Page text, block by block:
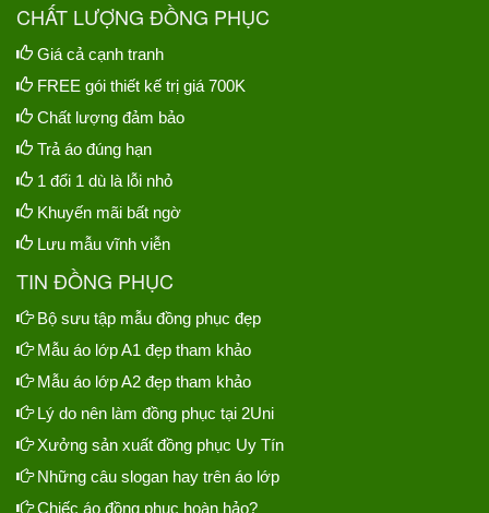
CHẤT LƯỢNG ĐỒNG PHỤC
Giá cả cạnh tranh
FREE gói thiết kế trị giá 700K
Chất lượng đảm bảo
Trả áo đúng hạn
1 đổi 1 dù là lỗi nhỏ
Khuyến mãi bất ngờ
Lưu mẫu vĩnh viễn
TIN ĐỒNG PHỤC
Bộ sưu tập mẫu đồng phục đẹp
Mẫu áo lớp A1 đẹp tham khảo
Mẫu áo lớp A2 đẹp tham khảo
Lý do nên làm đồng phục tại 2Uni
Xưởng sản xuất đồng phục Uy Tín
Những câu slogan hay trên áo lớp
Chiếc áo đồng phục hoàn hảo?